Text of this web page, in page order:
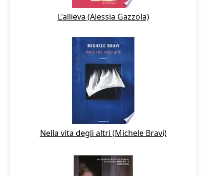
L'allieva (Alessia Gazzola)
Nella vita degli altri (Michele Bravi)